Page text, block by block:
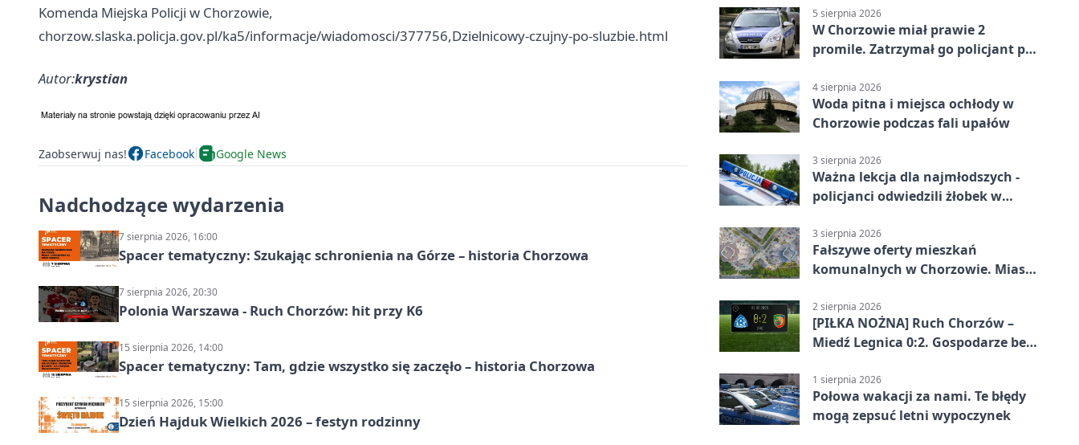
Komenda Miejska Policji w Chorzowie,
chorzow.slaska.policja.gov.pl/ka5/informacje/wiadomosci/377756,Dzielnicowy-czujny-po-sluzbie.html
Autor:krystian
Zaobserwuj nas! Facebook Google News
Nadchodzące wydarzenia
7 sierpnia 2026, 16:00
Spacer tematyczny: Szukając schronienia na Górze – historia Chorzowa
7 sierpnia 2026, 20:30
Polonia Warszawa - Ruch Chorzów: hit przy K6
15 sierpnia 2026, 14:00
Spacer tematyczny: Tam, gdzie wszystko się zaczęło – historia Chorzowa
15 sierpnia 2026, 15:00
Dzień Hajduk Wielkich 2026 – festyn rodzinny
5 sierpnia 2026
W Chorzowie miał prawie 2
promile. Zatrzymał go policjant po
4 sierpnia 2026
Woda pitna i miejsca ochłody w
Chorzowie podczas fali upałów
3 sierpnia 2026
Ważna lekcja dla najmłodszych -
policjanci odwiedzili żłobek w
3 sierpnia 2026
Fałszywe oferty mieszkań
komunalnych w Chorzowie. Miasto
2 sierpnia 2026
[PIŁKA NOŻNA] Ruch Chorzów –
Miedź Legnica 0:2. Gospodarze bez
1 sierpnia 2026
Połowa wakacji za nami. Te błędy
mogą zepsuć letni wypoczynek